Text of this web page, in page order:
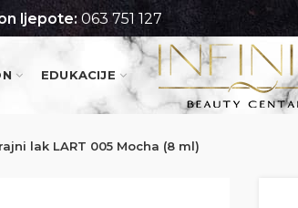
ljepote: 063 751 127
EDUKACIJE
lak LART 005 Mocha (8 ml)